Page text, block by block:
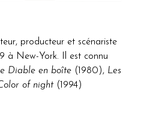
producteur et scénariste
à New-York. Il est connu
Diable en boîte (1980), Les
of night(1994)